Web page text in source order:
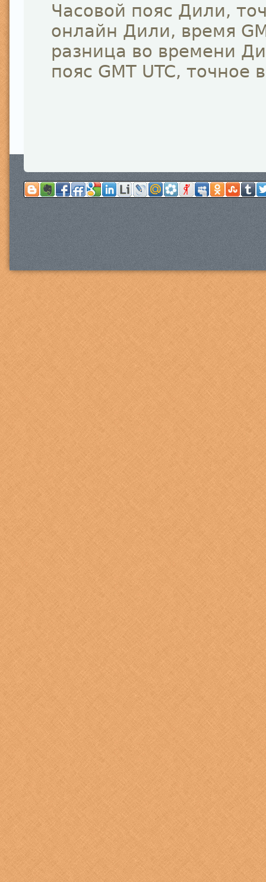
Часовой пояс Дили,
онлайн Дили, время
разница во времени
пояс GMT UTC,